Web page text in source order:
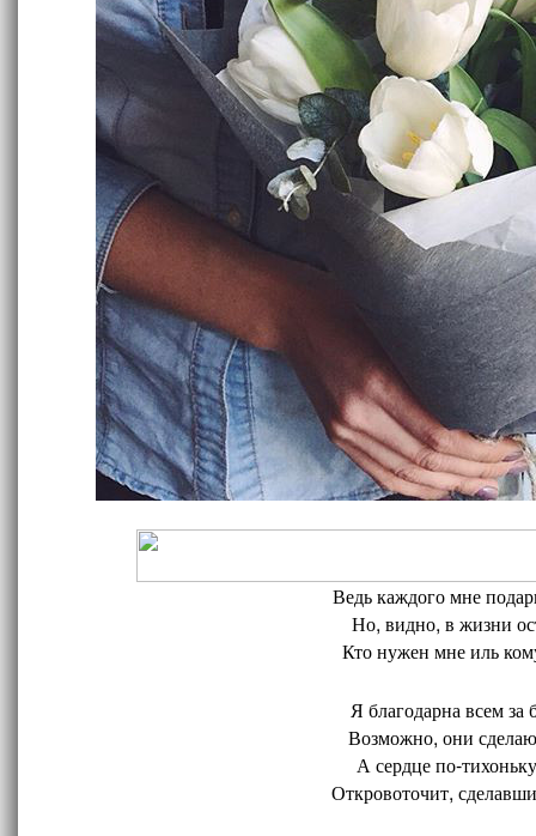
Ведь каждого мне
Но, видно, в жизни
Кто нужен мне иль
Я благодарна всем за
Возможно, они
А сердце по-
Откровоточит,